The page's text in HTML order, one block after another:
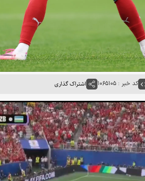
کد خبر : ۱۰۶۵۱۰۵ اشتراک گذاری